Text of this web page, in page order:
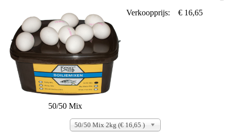
50/50 Mix
Verkoopprijs: € 16,65
50/50 Mix 2kg (€ 16,65 )